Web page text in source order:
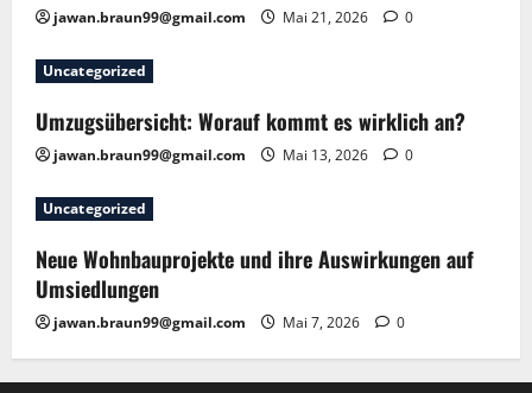
jawan.braun99@gmail.com Mai 21, 2026 0
Uncategorized
Umzugsübersicht: Worauf kommt es wirklich an?
jawan.braun99@gmail.com Mai 13, 2026 0
Uncategorized
Neue Wohnbauprojekte und ihre Auswirkungen auf
Umsiedlungen
jawan.braun99@gmail.com Mai 7, 2026 0